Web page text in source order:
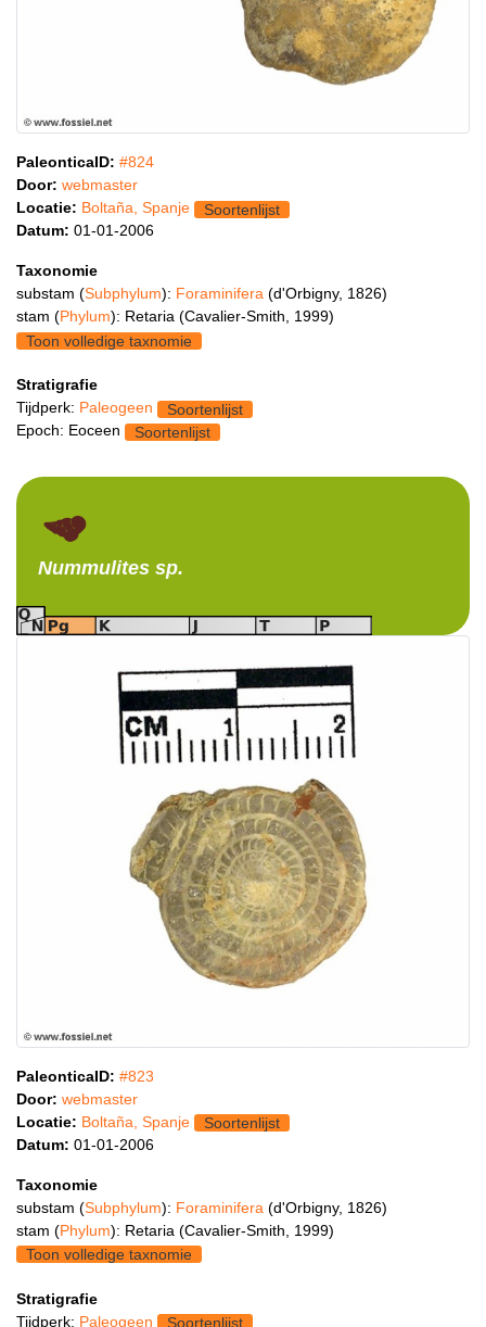
PaleonticaID: #824
Door: webmaster
Locatie: Boltaña, Spanje
Soortenlijst
Datum: 01-01-2006
Taxonomie
substam (Subphylum): Foraminifera (d'Orbigny, 1826)
stam (Phylum): Retaria (Cavalier-Smith, 1999)
Toon volledige taxnomie
Stratigrafie
Tijdperk: Paleogeen
Soortenlijst
Epoch: Eoceen
Soortenlijst
Nummulites sp.
PaleonticaID: #823
Door: webmaster
Locatie: Boltaña, Spanje
Soortenlijst
Datum: 01-01-2006
Taxonomie
substam (Subphylum): Foraminifera (d'Orbigny, 1826)
stam (Phylum): Retaria (Cavalier-Smith, 1999)
Toon volledige taxnomie
Stratigrafie
Tijdperk: Paleogeen
Soortenlijst